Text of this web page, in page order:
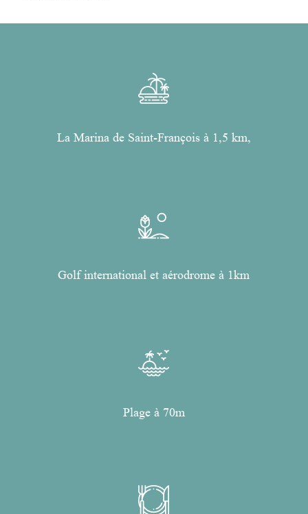
La Marina de Saint-François à 1,5 km,
Golf international et aérodrome à 1km
Plage à 70m